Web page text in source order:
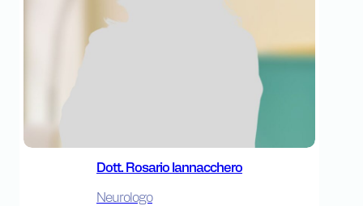
Dott. Rosario Iannacchero
Neurologo